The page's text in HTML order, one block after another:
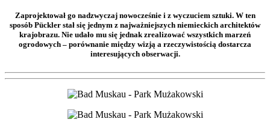
Zaprojektował go nadzwyczaj nowocześnie i z wyczuciem sztuki. W ten
sposób Pückler stał się jednym z najważniejszych niemieckich architektów
krajobrazu. Nie udało mu się jednak zrealizować wszystkich marzeń
ogrodowych – porównanie między wizją a rzeczywistością dostarcza
interesujących obserwacji.